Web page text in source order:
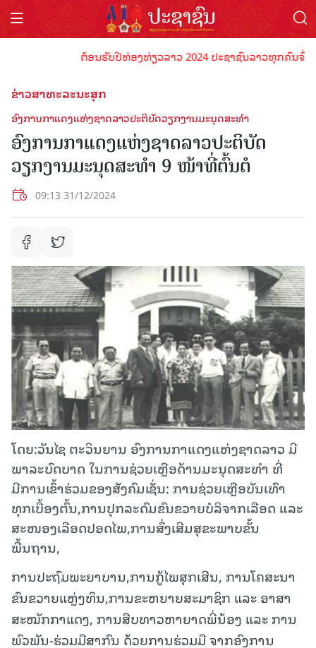
ຕ້ອນຮັບປີທ່ອງທ່ຽວລາວ 2024 ປະຊາຊົນລາວທຸກຄົນຈົ່ງ
ຂ່າວສາທະລະນະສຸກ
ອົງການກາແດງແຫ່ງຊາດລາວປະຕິບັດວຽກງານມະນຸດສະທຳ
ອົງການກາແດງແຫ່ງຊາດລາວປະຕິບັດ
ວຽກງານມະນຸດສະທຳ 9 ໜ້າທີ່ຕົ້ນຕໍ
09:13 31/12/2024
ໂດຍ:ວັນໄຊ ຕະວິນຍານ ອົງການກາແດງແຫ່ງຊາດລາວ ມີ
ພາລະບົດບາດ ໃນການຊ່ວຍເຫຼືອດ້ານມະນຸດສະທຳ ທີ່
ມີການເຂົ້າຮ່ວມຂອງສັງຄົມເຊັ່ນ: ການຊ່ວຍເຫຼືອບັນເທົາ
ທຸກເບື້ອງຕົ້ນ,ການປຸກລະດົມຂົນຂວາຍບໍລິຈາກເລືອດ ແລະ
ສະໜອງເລືອດປອດໄພ,ການສົ່ງເສີມສຸຂະພາບຂັ້ນ
ພື້ນຖານ,
ການປະຖົມພະຍາບານ,ການກູ້ໄພສຸກເສີນ, ການໂຄສະນາ
ຂົນຂວາຍແຫຼ່ງທຶນ,ການຂະຫຍາຍສະມາຊິກ ແລະ ອາສາ
ສະໝັກກາແດງ, ການສືບທາວຫາຍາດພີ່ນ້ອງ ແລະ ການ
ພົວພັນ-ຮ່ວມມືສາກົນ ດ້ວຍການຮ່ວມມື ຈາກອົງການ